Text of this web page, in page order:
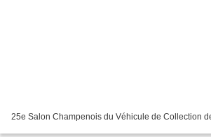
25e Salon Champenois du Véhicule de Collection